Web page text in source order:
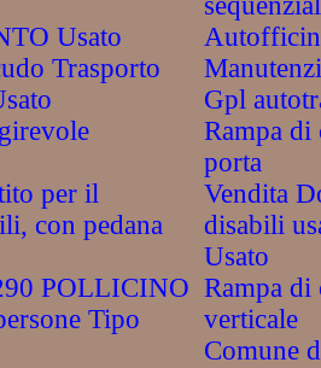
Usato
Trasporto
per il
con pedana
POLLICINO
Tipo
Gpl
Rampa di
porta
Vendita
disabili
Usato
Rampa di
verticale
Comune